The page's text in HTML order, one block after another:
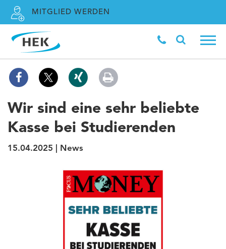
MITGLIED WERDEN
Wir sind eine sehr beliebte
Kasse bei Studierenden
15.04.2025 | News